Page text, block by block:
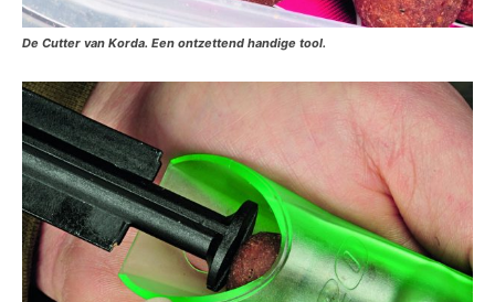
De Cutter van Korda. Een ontzettend handige tool.